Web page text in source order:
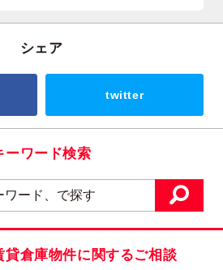
シェア
twitter
ーワード検索
貸倉庫物件に関するご相談